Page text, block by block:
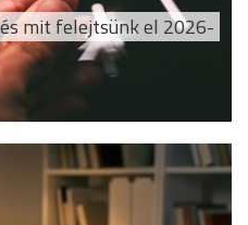
mit felejtsünk el 2026-